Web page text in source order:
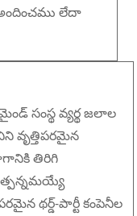
లేదా
సంస్థ వ్యర్థ జలాల
వృత్తిపరమైన
తిరిగి
థర్డ్-పార్టీ కంపెనీల